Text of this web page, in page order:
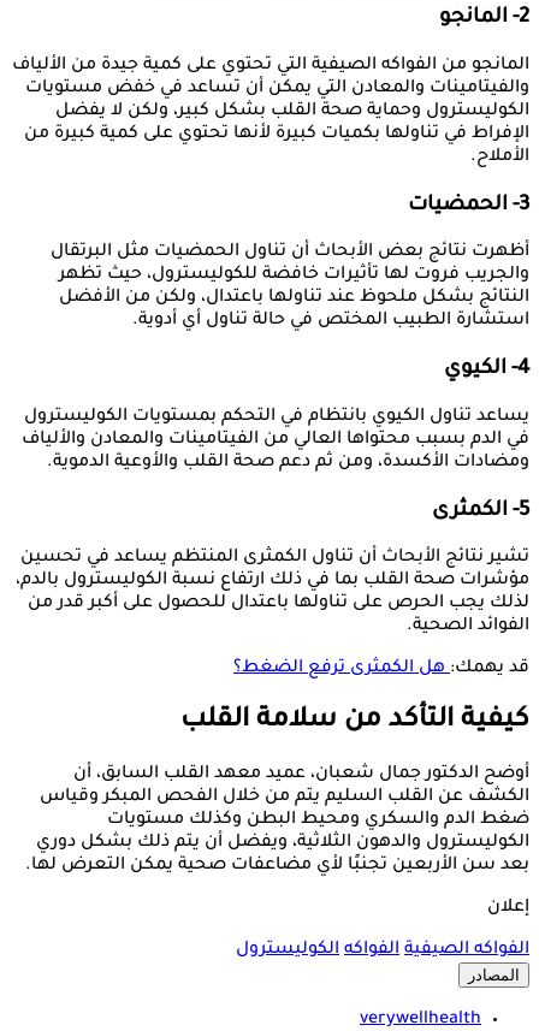
2- المانجو
المانجو من الفواكه الصيفية التي تحتوي على كمية جيدة من الألياف
والفيتامينات والمعادن التي يمكن أن تساعد في خفض مستويات
الكوليسترول وحماية صحة القلب بشكل كبير، ولكن لا يفضل
الإفراط في تناولها بكميات كبيرة لأنها تحتوي على كمية كبيرة من
الأملاح.
3- الحمضيات
أظهرت نتائج بعض الأبحاث أن تناول الحمضيات مثل البرتقال
والجريب فروت لها تأثيرات خافضة للكوليسترول، حيث تظهر
النتائج بشكل ملحوظ عند تناولها باعتدال، ولكن من الأفضل
استشارة الطبيب المختص في حالة تناول أي أدوية.
4- الكيوي
يساعد تناول الكيوي بانتظام في التحكم بمستويات الكوليسترول
في الدم بسبب محتواها العالي من الفيتامينات والمعادن والألياف
ومضادات الأكسدة، ومن ثم دعم صحة القلب والأوعية الدموية.
5- الكمثرى
تشير نتائج الأبحاث أن تناول الكمثرى المنتظم يساعد في تحسين
مؤشرات صحة القلب بما في ذلك ارتفاع نسبة الكوليسترول بالدم،
لذلك يجب الحرص على تناولها باعتدال للحصول على أكبر قدر من
الفوائد الصحية.
قد يهمك:هل الكمثرى ترفع الضغط؟
كيفية التأكد من سلامة القلب
أوضح الدكتور جمال شعبان، عميد معهد القلب السابق، أن
الكشف عن القلب السليم يتم من خلال الفحص المبكر وقياس
ضغط الدم والسكري ومحيط البطن وكذلك مستويات
الكوليسترول والدهون الثلاثية، ويفضل أن يتم ذلك بشكل دوري
بعد سن الأربعين تجنبًا لأي مضاعفات صحية يمكن التعرض لها.
إعلان
الفواكه الصيفية الفواكه الكوليسترول
المصادر
verywellhealth